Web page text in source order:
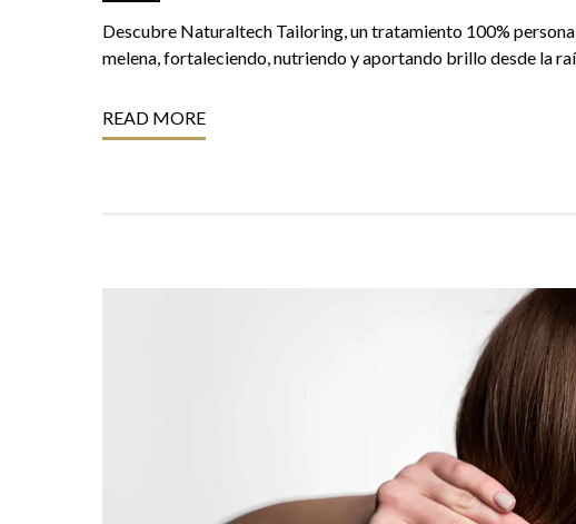
Descubre Naturaltech Tailoring, un tratamiento 100%
melena, fortaleciendo, nutriendo y aportando brillo desde la
READ MORE